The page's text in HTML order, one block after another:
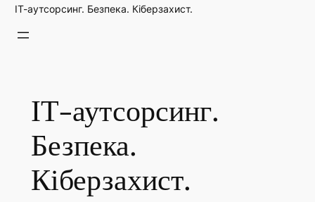
ІТ-аутсорсинг. Безпека. Кіберзахист.
ІТ-аутсорсинг.
Безпека.
Кіберзахист.